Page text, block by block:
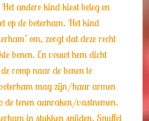
andere kind kiest beleg en
op de boterham. Het kind
om, zorgt dat deze recht
benen. En vouwt hem dicht
romp naar de benen te
mag zijn/haar armen
de tenen aanraken/vastnemen.
in stukken snijden. Snuffel